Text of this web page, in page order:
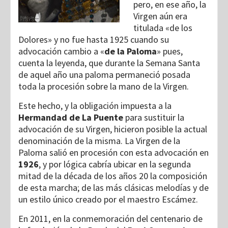
pero, en ese año, la
Virgen aún era
titulada «de los
Dolores» y no fue hasta 1925 cuando su
advocación cambio a «de la Paloma» pues,
cuenta la leyenda, que durante la Semana Santa
de aquel año una paloma permaneció posada
toda la procesión sobre la mano de la Virgen.
Este hecho, y la obligación impuesta a la
Hermandad de La Puente para sustituir la
advocación de su Virgen, hicieron posible la actual
denominación de la misma. La Virgen de la
Paloma salió en procesión con esta advocación en
1926, y por lógica cabría ubicar en la segunda
mitad de la década de los años 20 la composición
de esta marcha; de las más clásicas melodías y de
un estilo único creado por el maestro Escámez.
En 2011, en la conmemoración del centenario de